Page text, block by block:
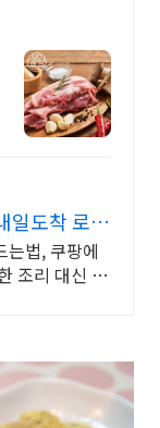
일도착 로켓
는법, 쿠팡에
조리 대신 간